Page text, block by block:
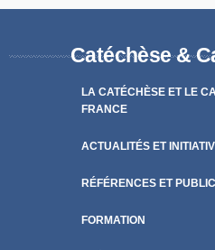
Catéchèse &
LA CATÉCHÈSE ET LE
FRANCE
ACTUALITÉS ET
RÉFÉRENCES ET
FORMATION